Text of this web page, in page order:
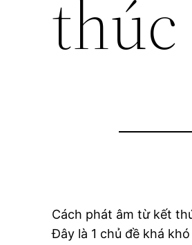
thúc
Cách phát âm từ kết
Đây là 1 chủ đề khá